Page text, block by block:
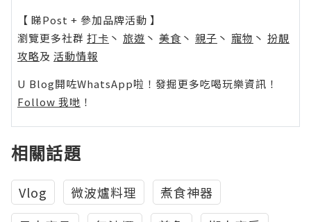
【 睇Post + 參加品牌活動 】
瀏覽更多社群 打卡 丶 旅遊 丶 美食 丶 親子 丶 寵物 丶 扮靚
攻略及 活動情報
U Blog開咗WhatsApp啦！發掘更多吃喝玩樂資訊！
Follow 我哋 ！
相關話題
Vlog 微波爐料理
煮食神器